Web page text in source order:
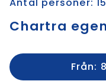
Antal personer:
Chartra
Från: